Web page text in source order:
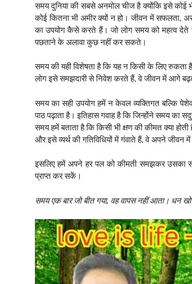
समय दुनिया की सबसे अनमोल चीज है क्योंकि इसे कोई
कोई कितना भी अमीर क्यों न हो। जीवन में सफलता,
का उपयोग कैसे करते हैं। जो लोग समय को महत्व देते
पछताने के अलावा कुछ नहीं कर सकते।
समय की यही विशेषता है कि यह न किसी के लिए रुकता
लोग इसे समझदारी से निवेश करते हैं, वे जीवन में आगे
समय का सही उपयोग हमें न केवल व्यक्तिगत बल्कि
पाठ पढ़ाता है। इतिहास गवाह है कि जिन्होंने समय का
समय हमें बताता है कि किसी भी क्षण की कीमत क्या
और इसे व्यर्थ की गतिविधियों में गंवाते हैं, वे अपने जीवन
इसलिए हमें अपने हर पल को कीमती समझकर उसका
प्राप्त कर सकें।
समय एक बार जो बीत गया, वह वापस नहीं आता। धन